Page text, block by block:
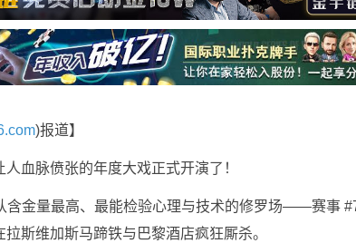
)报道】
血脉偾张的年度大戏正式开演了！
含金量最高、最能检验心理与技术的修罗场——赛事
斯维加斯马蹄铁与巴黎酒店疯狂厮杀。